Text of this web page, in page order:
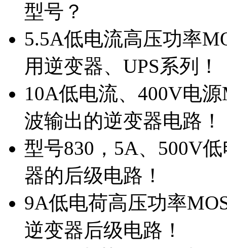
型号？
5.5A低电流高压功率
用逆变器、UPS系列！
10A低电流、400V电
波输出的逆变器电路！
型号830，5A、500V
器的后级电路！
9A低电荷高压功率
逆变器后级电路！